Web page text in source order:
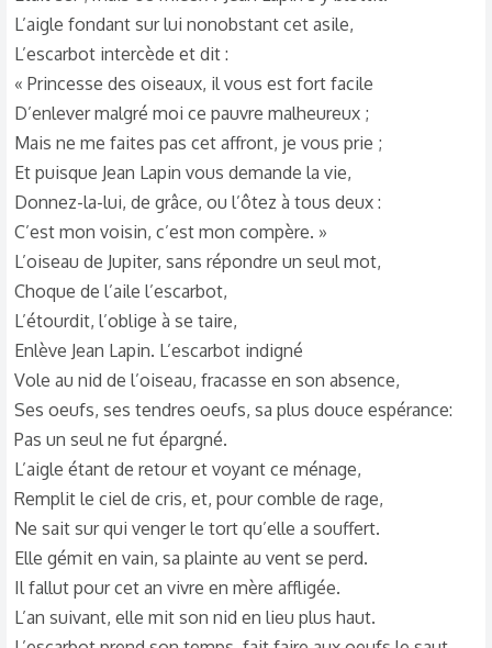
L’aigle fondant sur lui nonobstant cet asile,
L’escarbot intercède et dit :
« Princesse des oiseaux, il vous est fort facile
D’enlever malgré moi ce pauvre malheureux ;
Mais ne me faites pas cet affront, je vous prie ;
Et puisque Jean Lapin vous demande la vie,
Donnez-la-lui, de grâce, ou l’ôtez à tous deux :
C’est mon voisin, c’est mon compère. »
L’oiseau de Jupiter, sans répondre un seul mot,
Choque de l’aile l’escarbot,
L’étourdit, l’oblige à se taire,
Enlève Jean Lapin. L’escarbot indigné
Vole au nid de l’oiseau, fracasse en son absence,
Ses oeufs, ses tendres oeufs, sa plus douce espérance:
Pas un seul ne fut épargné.
L’aigle étant de retour et voyant ce ménage,
Remplit le ciel de cris, et, pour comble de rage,
Ne sait sur qui venger le tort qu’elle a souffert.
Elle gémit en vain, sa plainte au vent se perd.
Il fallut pour cet an vivre en mère affligée.
L’an suivant, elle mit son nid en lieu plus haut.